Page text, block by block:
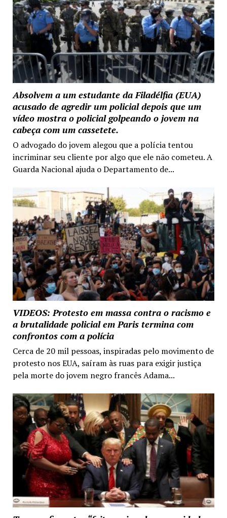
Absolvem a um estudante da Filadélfia (EUA)
acusado de agredir um policial depois que um
vídeo mostra o policial golpeando o jovem na
cabeça com um cassetete.
O advogado do jovem alegou que a polícia tentou
incriminar seu cliente por algo que ele não cometeu. A
Guarda Nacional ajuda o Departamento de...
VIDEOS: Protesto em massa contra o racismo e
a brutalidade policial em Paris termina com
confrontos com a polícia
Cerca de 20 mil pessoas, inspiradas pelo movimento de
protesto nos EUA, saíram às ruas para exigir justiça
pela morte do jovem negro francês Adama...